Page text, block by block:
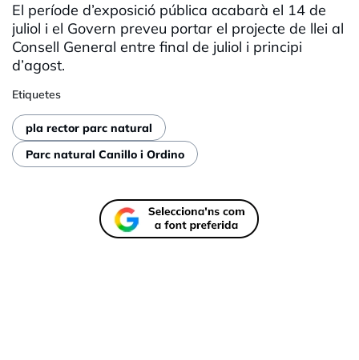
El període d’exposició pública acabarà el 14 de
juliol i el Govern preveu portar el projecte de llei al
Consell General entre final de juliol i principi
d’agost.
Etiquetes
pla rector parc natural
Parc natural Canillo i Ordino